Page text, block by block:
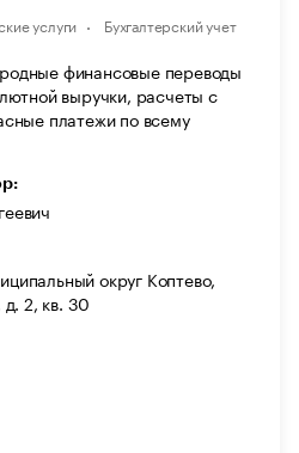
услуги Бухгалтерский учет
финансовые переводы
выручки, расчеты с
платежи по всему
округ Коптево,
2, кв. 30